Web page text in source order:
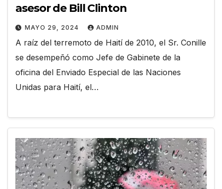
asesor de Bill Clinton
MAYO 29, 2024 ADMIN
A raíz del terremoto de Haití de 2010, el Sr. Conille
se desempeñó como Jefe de Gabinete de la
oficina del Enviado Especial de las Naciones
Unidas para Haití, el…